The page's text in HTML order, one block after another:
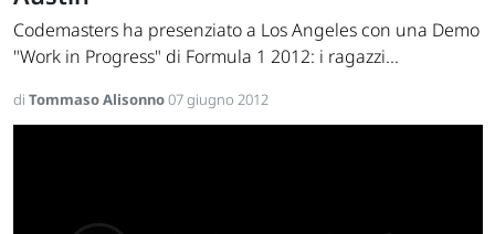
Codemasters ha presenziato a Los Angeles con una Demo
"Work in Progress" di Formula 1 2012: i ragazzi...
di Tommaso Alisonno07 giugno 2012